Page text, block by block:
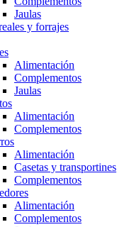
Jaulas
y forrajes
Alimentación
Complementos
Jaulas
Alimentación
Complementos
Alimentación
Casetas y transportines
Complementos
Alimentación
Complementos